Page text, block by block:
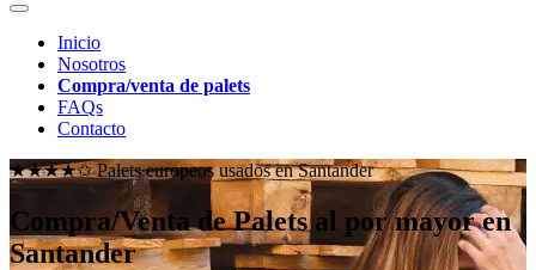
Inicio
Nosotros
Compra/venta de palets
FAQs
Contacto
★★★★✩ Palets europeos usados enSantander
Compra/Venta de Palets al por mayor en
Santander